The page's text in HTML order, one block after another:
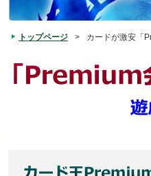
トップページ > カードが激安「